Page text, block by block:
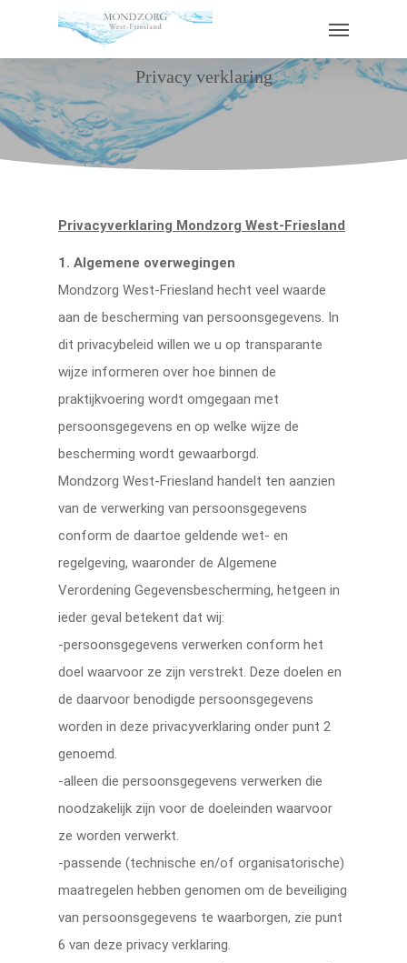
Privacy verklaring
Privacyverklaring Mondzorg West-Friesland
1. Algemene overwegingen
Mondzorg West-Friesland hecht veel waarde
aan de bescherming van persoonsgegevens. In
dit privacybeleid willen we u op transparante
wijze informeren over hoe binnen de
praktijkvoering wordt omgegaan met
persoonsgegevens en op welke wijze de
bescherming wordt gewaarborgd.
Mondzorg West-Friesland handelt ten aanzien
van de verwerking van persoonsgegevens
conform de daartoe geldende wet- en
regelgeving, waaronder de Algemene
Verordening Gegevensbescherming, hetgeen in
ieder geval betekent dat wij:
-persoonsgegevens verwerken conform het
doel waarvoor ze zijn verstrekt. Deze doelen en
de daarvoor benodigde persoonsgegevens
worden in deze privacyverklaring onder punt 2
genoemd.
-alleen die persoonsgegevens verwerken die
noodzakelijk zijn voor de doeleinden waarvoor
ze worden verwerkt.
-passende (technische en/of organisatorische)
maatregelen hebben genomen om de beveiliging
van persoonsgegevens te waarborgen, zie punt
6 van deze privacy verklaring.